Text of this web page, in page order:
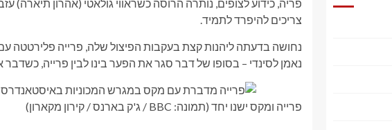
פריה, כידוע לצופים, נותרה הרוסה כשראווי גולאטי (אהרון
צריכים להיפרד לתמיד.
נחושה בדעתה ליהנות קצת בעקבות הפיצול שלה, פרייה
נאמן לסינדי – בסופו של דבר סגר את הפער בינו לבין פרייה,
פרייה ומקס ישנו יחד (תמונה: BBC / ג'ק בארנס / קירון מקארון)